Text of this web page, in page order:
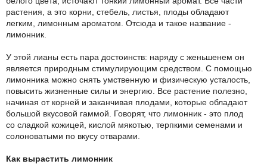
растения, а это корни, стебель, листья, плоды обладают
легким, лимонным ароматом. Отсюда и такое название -
лимонник.
У этой лианы есть пара достоинств: наряду с женьшенем он
является природным стимулирующим средством. С помощью
лимонника можно снять умственную и физическую усталость,
повысить жизненные силы и энергию. Все растение полезно,
начиная от корней и заканчивая плодами, которые обладают
большой вкусовой гаммой. Говорят, что лимонник - это плод
со сладкой кожицей, кислой мякотью, терпкими семенами и
солоноватыми по вкусу отварами.
Как вырастить лимонник